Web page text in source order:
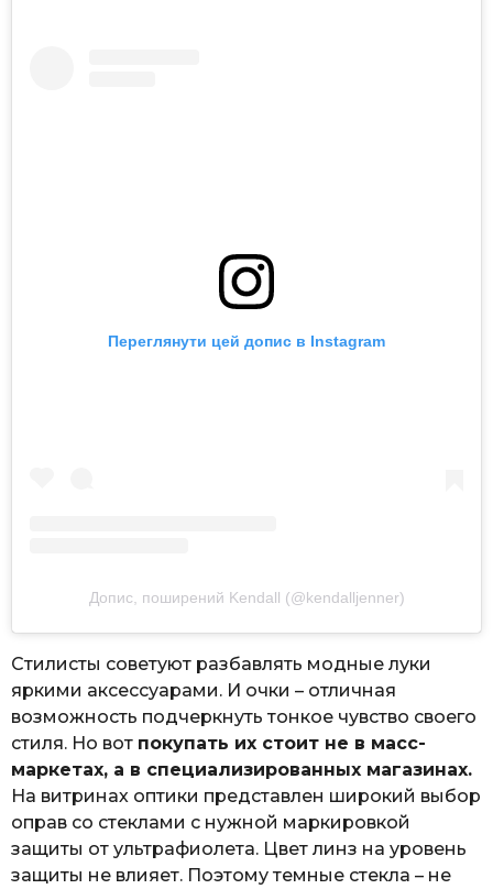
Переглянути цей допис в Instagram
Допис, поширений Kendall (@kendalljenner)
Стилисты советуют разбавлять модные луки
яркими аксессуарами. И очки – отличная
возможность подчеркнуть тонкое чувство своего
стиля. Но вот покупать их стоит не в масс-
маркетах, а в специализированных магазинах.
На витринах оптики представлен широкий выбор
оправ со стеклами с нужной маркировкой
защиты от ультрафиолета. Цвет линз на уровень
защиты не влияет. Поэтому темные стекла – не